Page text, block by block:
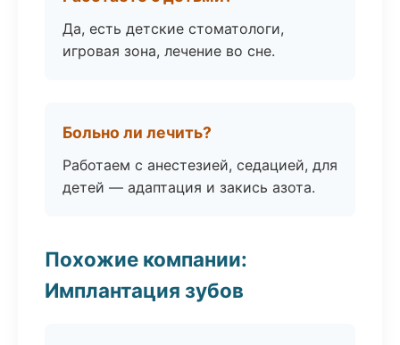
Да, есть детские стоматологи,
игровая зона, лечение во сне.
Больно ли лечить?
Работаем с анестезией, седацией, для
детей — адаптация и закись азота.
Похожие компании:
Имплантация зубов